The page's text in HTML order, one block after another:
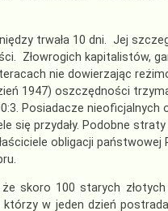
trwała 10 dni. Jej
Złowrogich kapitalistów,
nie dowierzając
1947) oszczędności
Posiadacze
się przydały. Podobne
obligacji państwowej
skoro 100 starych
w jeden dzień